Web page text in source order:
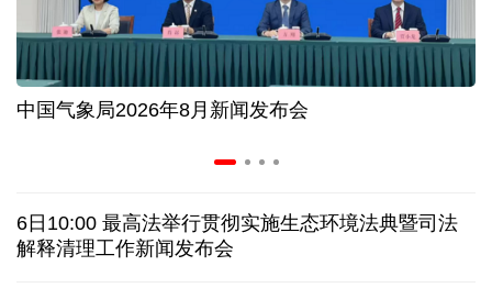
AI客服承诺不实、人工客服接入困难 中消协回应
数据有了“身份证” 我国正稳步推进数据产权登记
白宫否认特朗普与赫格塞思因弹药库存短缺发生争执
中国气象局2026年8月新闻发布会
6日10:00 最高法举行贯彻实施生态环境法典暨司法
解释清理工作新闻发布会